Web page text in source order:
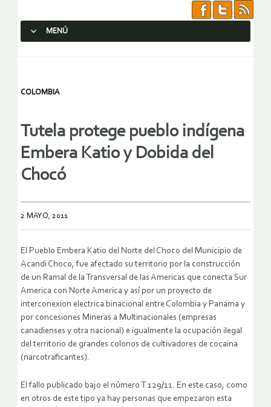
MENÚ
COLOMBIA
Tutela protege pueblo indígena
Embera Katio y Dobida del
Chocó
2 MAYO, 2011
El Pueblo Embera Katio del Norte del Choco del Municipio de
Acandi Choco, fue afectado su territorio por la construcción
de un Ramal de la Transversal de las Americas que conecta Sur
America con Norte America y así por un proyecto de
interconexion electrica binacional entre Colombia y Panama y
por concesiones Mineras a Multinacionales (empresas
canadienses y otra nacional) e igualmente la ocupación ilegal
del territorio de grandes colonos de cultivadores de cocaina
(narcotraficantes).
El fallo publicado bajo el número T 129/11. En este caso, como
en otros de este tipo ya hay personas que empezaron esta